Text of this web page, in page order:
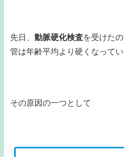
先日、 動脈硬化検査を受けた
管は年齢平均より硬くなって
その原因の一つとして